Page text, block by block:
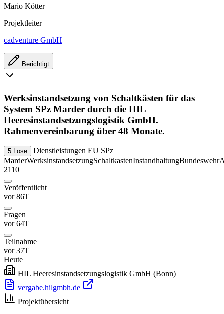
Mario Kötter
Projektleiter
cadventure GmbH
Berichtigt
Werksinstandsetzung von Schaltkästen für das
System SPz Marder durch die HIL
Heeresinstandsetzungslogistik GmbH.
Rahmenvereinbarung über 48 Monate.
5 Lose Dienstleistungen EU SPz
MarderWerksinstandsetzungSchaltkastenInstandhaltungBundeswehr
2110
Veröffentlicht
vor 86T
Fragen
vor 64T
Teilnahme
vor 37T
Heute
HIL Heeresinstandsetzungslogistik GmbH (Bonn)
vergabe.hilgmbh.de
Projektübersicht